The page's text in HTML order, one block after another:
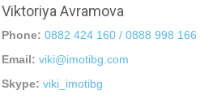
Viktoriya Avramova
Phone: 0882 424 160 / 0888 998 166
Email: viki@imotibg.com
Skype: viki_imotibg